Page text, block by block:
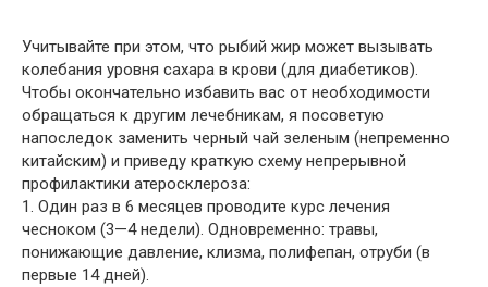
Учитывайте при этом, что рыбий жир может вызывать
колебания уровня сахара в крови (для диабетиков).
Чтобы окончательно избавить вас от необходимости
обращаться к другим лечебникам, я посоветую
напоследок заменить черный чай зеленым (непременно
китайским) и приведу краткую схему непрерывной
профилактики атеросклероза:
1. Один раз в 6 месяцев проводите курс лечения
чесноком (3—4 недели). Одновременно: травы,
понижающие давление, клизма, полифепан, отруби (в
первые 14 дней).